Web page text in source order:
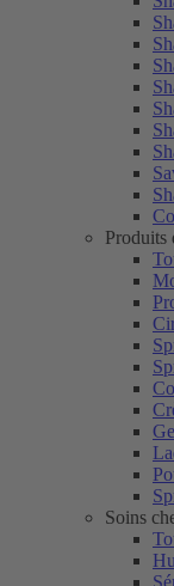
Produits
Soins